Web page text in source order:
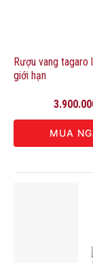
Rượu vang tagaro
giới hạn
MUA